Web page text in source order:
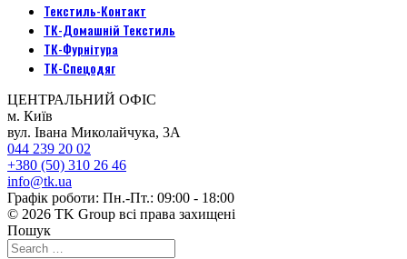
Текстиль-Контакт
ТК-Домашній Текстиль
ТК-Фурнітура
ТК-Спецодяг
ЦЕНТРАЛЬНИЙ ОФІС
м. Київ
вул. Івана Миколайчука, 3А
044 239 20 02
+380 (50) 310 26 46
info@tk.ua
Графік роботи: Пн.-Пт.: 09:00 - 18:00
© 2026 TK Group всі права захищені
Пошук